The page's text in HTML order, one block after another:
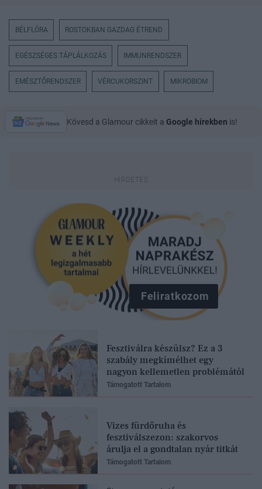
BÉLFLÓRA ROSTOKBAN GAZDAG ÉTREND
EGÉSZSÉGES TÁPLÁLKOZÁS IMMUNRENDSZER
EMÉSZTŐRENDSZER VÉRCUKORSZINT MIKROBIOM
Kövesd a Glamour cikkeit a Google hírekben is!
Feliratkozom
Fesztiválra készülsz? Ez a 3
szabály megkímélhet egy
nagyon kellemetlen problémától
Támogatott Tartalom
Vizes fürdőruha és
fesztiválszezon: szakorvos
árulja el a gondtalan nyár titkát
Támogatott Tartalom